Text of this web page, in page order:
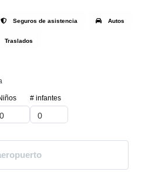
Seguros de asistencia Autos
Traslados
# infantes